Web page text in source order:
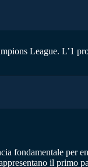
League. L’1
fondamentale per
il primo